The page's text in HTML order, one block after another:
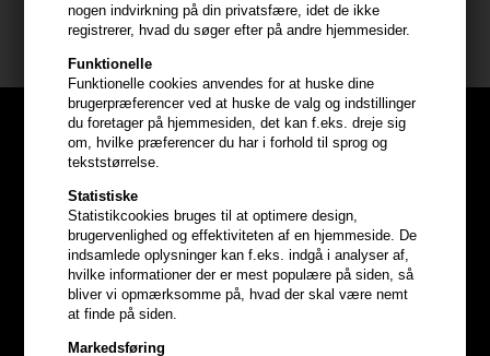
nogen indvirkning på din privatsfære, idet de ikke
registrerer, hvad du søger efter på andre hjemmesider.
Funktionelle
Funktionelle cookies anvendes for at huske dine
brugerpræferencer ved at huske de valg og indstillinger
du foretager på hjemmesiden, det kan f.eks. dreje sig
om, hvilke præferencer du har i forhold til sprog og
tekststørrelse.
Statistiske
Statistikcookies bruges til at optimere design,
brugervenlighed og effektiviteten af en hjemmeside. De
indsamlede oplysninger kan f.eks. indgå i analyser af,
hvilke informationer der er mest populære på siden, så
bliver vi opmærksomme på, hvad der skal være nemt
at finde på siden.
Markedsføring
Paul Mitchell